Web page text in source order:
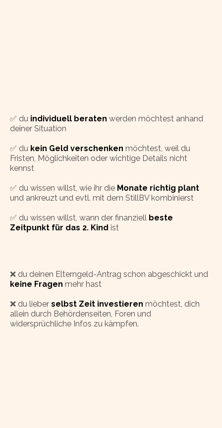
✅ du individuell beraten werden möchtest anhand
deiner Situation
✅ du kein Geld verschenken möchtest, weil du
Fristen, Möglichkeiten oder wichtige Details nicht
kennst
✅ du wissen willst, wie ihr die Monate richtig plant
und ankreuzt und evtl. mit dem StillBV kombinierst
✅ du wissen willst, wann der finanziell beste
Zeitpunkt für das 2. Kind ist
❌ du deinen Elterngeld-Antrag schon abgeschickt und
keine Fragen mehr hast
❌ du lieber selbst Zeit investieren möchtest, dich
allein durch Behördenseiten, Foren und
widersprüchliche Infos zu kämpfen.